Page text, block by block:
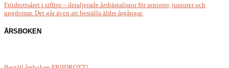
Friidrottsåret i siffror – detaljerade årsbästalistor för seniorer, juniorer och
ungdomar. Det går även att beställa äldre årgångar.
ÅRSBOKEN